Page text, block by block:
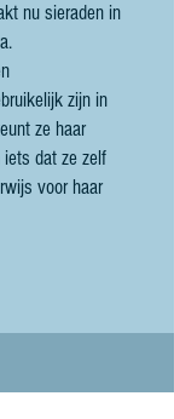
nu sieraden in
zijn in
ze haar
dat ze zelf
voor haar